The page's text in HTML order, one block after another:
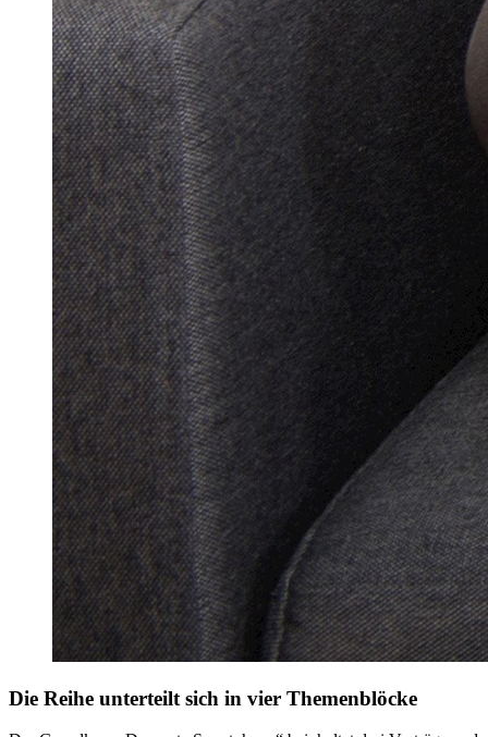
Die Reihe unterteilt sich in vier Themenblöcke